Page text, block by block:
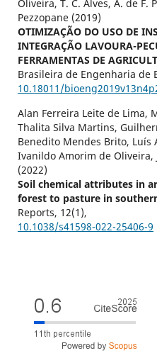
Oliveira, T. C. Alves, A. de F.
Pezzopane (2019)
OTIMIZAÇÃO DO USO DE
INTEGRAÇÃO LAVOURA-
FERRAMENTAS DE
Brasileira de Engenharia de
10.18011/
Alan Ferreira Leite de Lima,
Thalita Silva Martins,
Benedito Mendes Brito, Luís
Ivanildo Amorim de Oliveira,
(2022)
Soil chemical attributes in
forest to pasture in
Reports, 12(1),
10.1038/s41598-022-25406-9